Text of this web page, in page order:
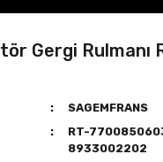
Gergi Rulmanı
SAGEMFRANS
RT-
8933002202